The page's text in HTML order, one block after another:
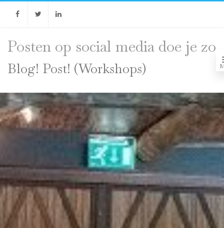
FacebookTwitter
Posten op social media doe je zo
Blog! Post! (Workshops)